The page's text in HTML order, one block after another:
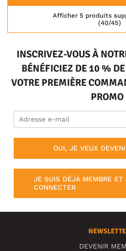
(40/45)
Afficher 5 produits
INSCRIVEZ-VOUS À
BÉNÉFICIEZ DE 10 %
VOTRE PREMIÈRE
PROMO
OUI, JE VEUX
JE SUIS DÉJÀ MEMBRE ET
CONNECTER
DEVENIR